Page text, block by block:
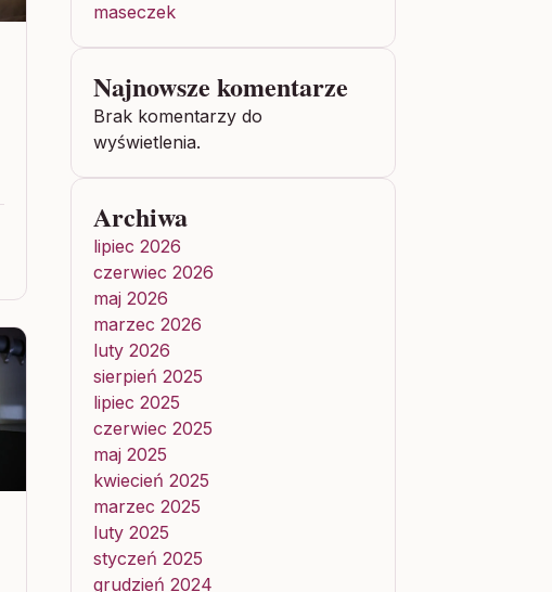
maseczek
Najnowsze komentarze
Brak komentarzy do
wyświetlenia.
Archiwa
lipiec 2026
czerwiec 2026
maj 2026
marzec 2026
luty 2026
sierpień 2025
lipiec 2025
czerwiec 2025
maj 2025
kwiecień 2025
marzec 2025
luty 2025
styczeń 2025
grudzień 2024